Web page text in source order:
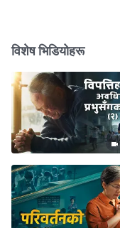
विशेष भिडियोहरू